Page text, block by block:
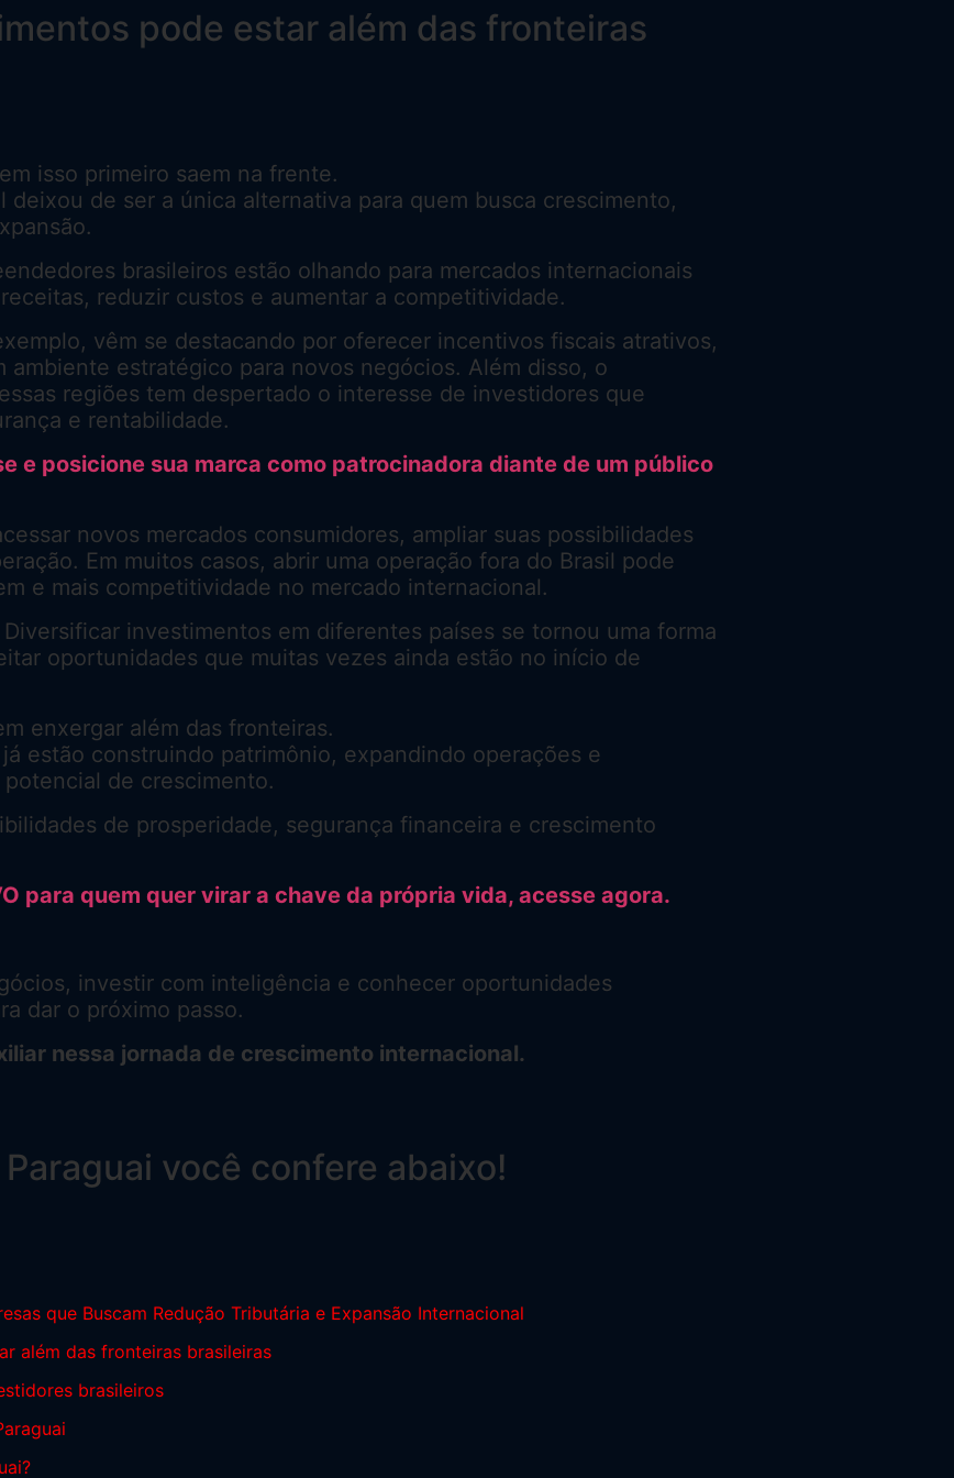
pode estar além das fronteiras
isso primeiro saem na frente.
de ser a única alternativa para quem busca crescimento,
brasileiros estão olhando para mercados internacionais
reduzir custos e aumentar a competitividade.
vêm se destacando por oferecer incentivos fiscais atrativos,
estratégico para novos negócios. Além disso, o
regiões tem despertado o interesse de investidores que
e rentabilidade.
e posicione sua marca como patrocinadora diante de um público
novos mercados consumidores, ampliar suas possibilidades
Em muitos casos, abrir uma operação fora do Brasil pode
e mais competitividade no mercado internacional.
investimentos em diferentes países se tornou uma forma
oportunidades que muitas vezes ainda estão no início de
enxergar além das fronteiras.
estão construindo patrimônio, expandindo operações e
de crescimento.
de prosperidade, segurança financeira e crescimento
para quem quer virar a chave da própria vida, acesse agora.
investir com inteligência e conhecer oportunidades
dar o próximo passo.
nessa jornada de crescimento internacional.
você confere abaixo!
que Buscam Redução Tributária e Expansão Internacional
além das fronteiras brasileiras​
brasileiros